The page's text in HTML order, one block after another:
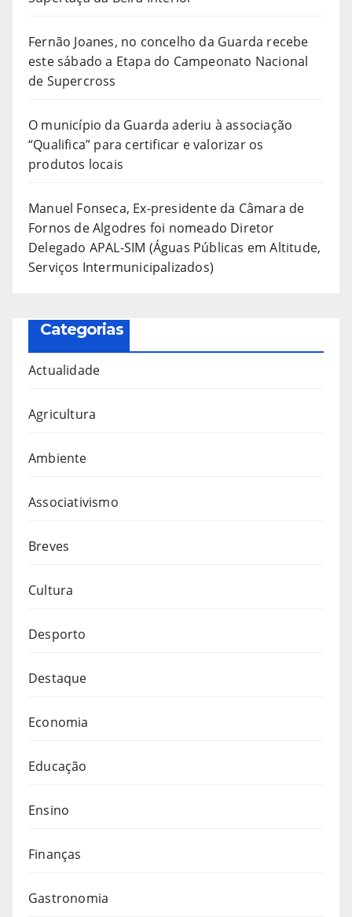
Fernão Joanes, no concelho da Guarda recebe
este sábado a Etapa do Campeonato Nacional
de Supercross
O município da Guarda aderiu à associação
“Qualifica” para certificar e valorizar os
produtos locais
Manuel Fonseca, Ex-presidente da Câmara de
Fornos de Algodres foi nomeado Diretor
Delegado APAL-SIM (Águas Públicas em Altitude,
Serviços Intermunicipalizados)
Categorias
Actualidade
Agricultura
Ambiente
Associativismo
Breves
Cultura
Desporto
Destaque
Economia
Educação
Ensino
Finanças
Gastronomia